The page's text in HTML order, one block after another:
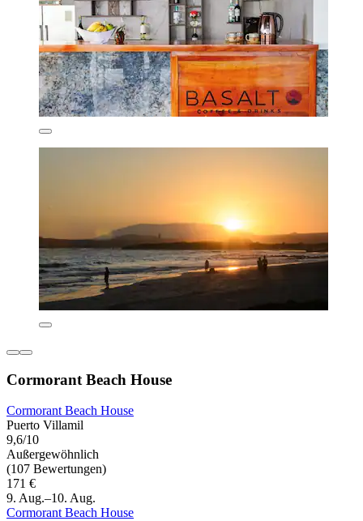
Cormorant Beach House
Cormorant Beach House
Puerto Villamil
9,6/10
Außergewöhnlich
(107 Bewertungen)
171 €
9. Aug.–10. Aug.
Cormorant Beach House